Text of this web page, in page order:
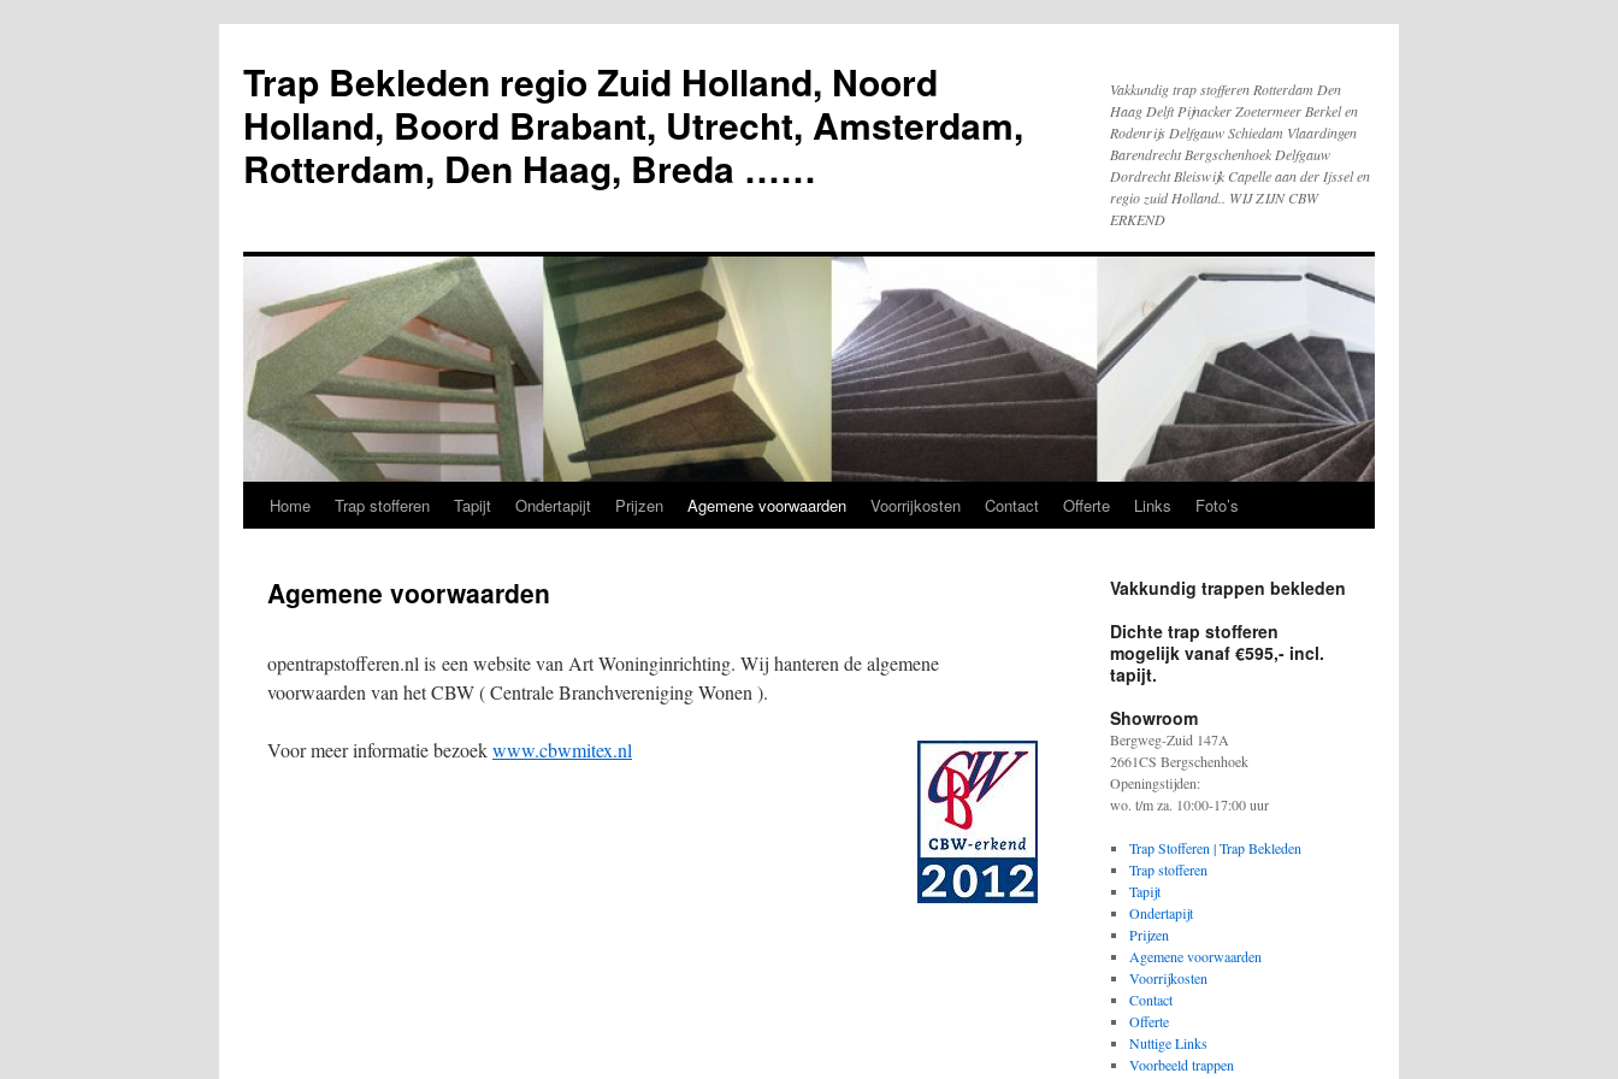
de
inhoud
Trap Bekleden regio Zuid Holland, Noord
Holland, Boord Brabant, Utrecht, Amsterdam,
Rotterdam, Den Haag, Breda ……
Vakkundig trap stofferen Rotterdam Den
Haag Delft Pijnacker Zoetermeer Berkel en
Rodenrijs Delfgauw Schiedam Vlaardingen
Barendrecht Bergschenhoek Delfgauw
Dordrecht Bleiswijk Capelle aan der Ijssel en
regio zuid Holland.. WIJ ZIJN CBW
ERKEND
Home Trap stofferen Tapijt Ondertapijt Prijzen Agemene voorwaarden Voorrijkosten Contact Offerte Links Foto’s
Agemene voorwaarden
opentrapstofferen.nl is een website van Art Woninginrichting. Wij hanteren de algemene
voorwaarden van het CBW ( Centrale Branchvereniging Wonen ).
Voor meer informatie bezoekwww.cbwmitex.nl
Vakkundig trappen bekleden
Dichte trap stofferen
mogelijk vanaf €595,- incl.
tapijt.
Showroom
Bergweg-Zuid 147A
2661CS Bergschenhoek
Openingstijden:
wo. t/m za. 10:00-17:00 uur
Trap Stofferen | Trap Bekleden
Trap stofferen
Tapijt
Ondertapijt
Prijzen
Agemene voorwaarden
Voorrijkosten
Contact
Offerte
Nuttige Links
Voorbeeld trappen